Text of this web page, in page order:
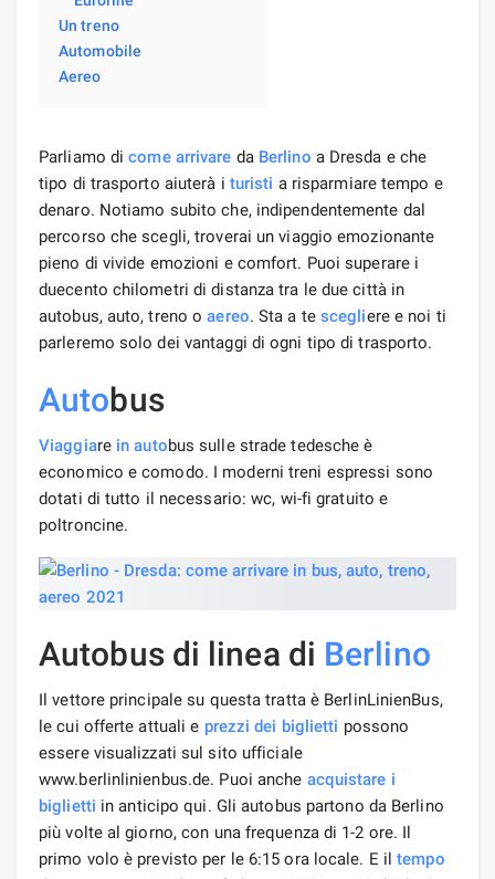
Un treno
Automobile
Aereo
Parliamo dicome arrivare da Berlino a Dresda e che
tipo di trasporto aiuterà i turisti a risparmiare tempo e
denaro. Notiamo subito che, indipendentemente dal
percorso che scegli, troverai un viaggio emozionante
pieno di vivide emozioni e comfort. Puoi superare i
duecento chilometri di distanza tra le due città in
autobus, auto, treno oaereo. Sta a te scegliere e noi ti
parleremo solo dei vantaggi di ogni tipo di trasporto.
Autobus
Viaggiare in autobus sulle strade tedesche è
economico e comodo. I moderni treni espressi sono
dotati di tutto il necessario: wc, wi-fi gratuito e
poltroncine.
Autobus di linea di Berlino
Il vettore principale su questa tratta è BerlinLinienBus,
le cui offerte attuali e prezzi dei biglietti possono
essere visualizzati sul sito ufficiale
www.berlinlinienbus.de. Puoi anche acquistare i
biglietti in anticipo qui. Gli autobus partono da Berlino
più volte al giorno, con una frequenza di 1-2 ore. Il
primo volo è previsto per le 6:15 ora locale. E iltempo